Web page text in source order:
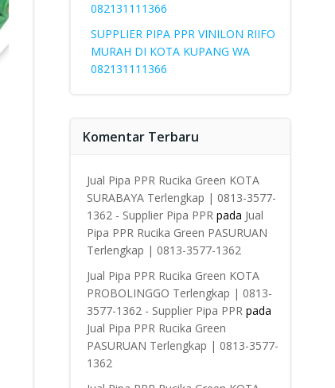
082131111366
SUPPLIER PIPA PPR VINILON RIIFO
MURAH DI KOTA KUPANG WA
082131111366
Komentar Terbaru
Jual Pipa PPR Rucika Green KOTA
SURABAYA Terlengkap | 0813-3577-
1362 - Supplier Pipa PPRpada Jual
Pipa PPR Rucika Green PASURUAN
Terlengkap | 0813-3577-1362
Jual Pipa PPR Rucika Green KOTA
PROBOLINGGO Terlengkap | 0813-
3577-1362 - Supplier Pipa PPRpada
Jual Pipa PPR Rucika Green
PASURUAN Terlengkap | 0813-3577-
1362